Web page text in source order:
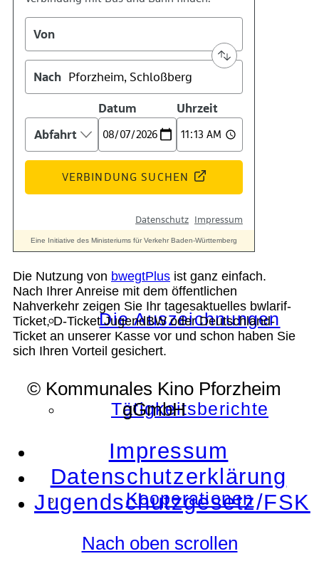
Kontakt
Kino
Das Team
Die Auszeichnungen
Tätigkeitsberichte
Kooperationen
Die Nutzung von bwegtPlus ist ganz einfach.
Nach Ihrer Anreise mit dem öffentlichen
Nahverkehr zeigen Sie Ihr tagesaktuelles bwlarif-
Ticket, D-Ticket JugendBW oder Deutschland-
Ticket an unserer Kasse vor und schon haben Sie
sich Ihren Vorteil gesichert.
© Kommunales Kino Pforzheim
gGmbH
Impressum
Datenschutzerklärung
Jugendschutzgesetz/FSK
Nach oben scrollen